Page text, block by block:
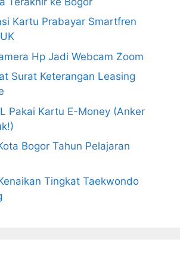
Kartu Prabayar Smartfren
Hp Jadi Webcam Zoom
Surat Keterangan Leasing
Pakai Kartu E-Money (Anker
Bogor Tahun Pelajaran
Tingkat Taekwondo